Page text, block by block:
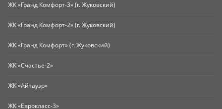
ЖК «Гранд Комфорт-3» (г. Жуковский)
ЖК «Гранд Комфорт-2» (г. Жуковский)
ЖК «Гранд Комфорт» (г. Жуковский)
ЖК «Счастье-2»
ЖК «Айтауэр»
ЖК «Еврокласс-3»